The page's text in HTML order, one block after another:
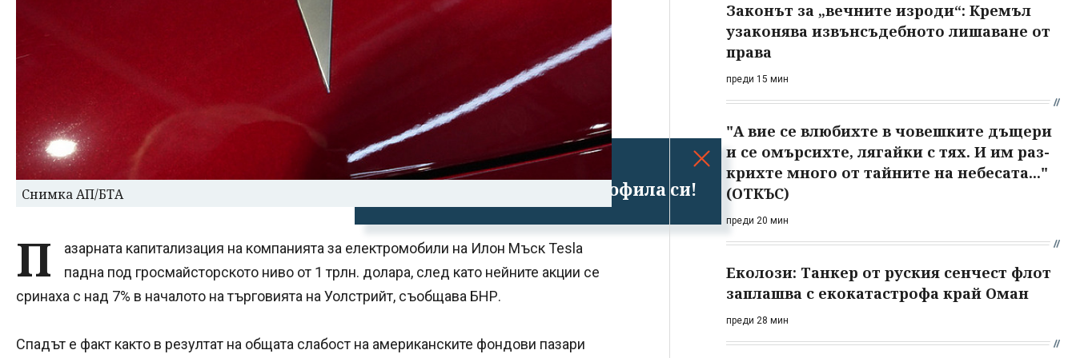
Успешно излязохте от профила си!
Снимка АП/БТА
П
азарната капитализация на компанията за електромобили на Илон Мъск Tesla
падна под гросмайсторското ниво от 1 трлн. долара, след като нейните акции се
сринаха с над 7% в началото на търговията на Уолстрийт, съобщава БНР.
Спадът е факт както в резултат на общата слабост на американските фондови пазари
Законът за „вечните изроди“: Кремъл
узаконява извънсъдебното лишаване от
права
преди 15 мин
"А вие се влюбихте в чо­вешките дъщери
и се омърсихте, лягайки с тях. И им раз­
крихте много от тайните на небесата..."
(ОТКЪС)
преди 20 мин
Еколози: Танкер от руския сенчест флот
заплашва с екокатастрофа край Оман
преди 28 мин